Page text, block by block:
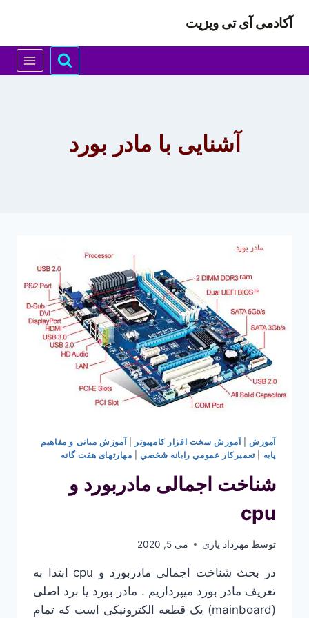
محتوا
آکادمی آی تی ویزیت
آشنایی با مادر بورد
آموزش| آموزش سخت افزار کامپیوتر
آموزش مبانی و مفاهیم
پایه |تعميركار عمومي رايانه شخصي| مهارتهای هفت گانه
شناخت اجمالی مادر‌بورد و
cpu
توسط مهرداد یاری می 5, 2020
در بحث شناخت اجمالی مادر‌بورد و cpu ابتدا به
تعریف مادر بورد میپردازیم . مادر بورد یا برد اصلی
(mainboard) یک قطعه الکترونیکی است که تمام